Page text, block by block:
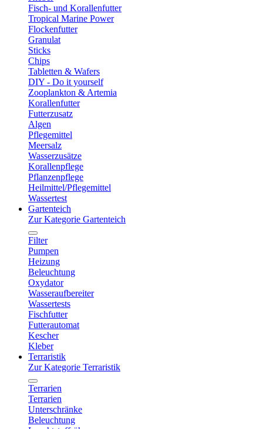
Fisch- und Korallenfutter
Tropical Marine Power
Flockenfutter
Granulat
Sticks
Chips
Tabletten & Wafers
DIY - Do it yourself
Zooplankton & Artemia
Korallenfutter
Futterzusatz
Algen
Pflegemittel
Meersalz
Wasserzusätze
Korallenpflege
Pflanzenpflege
Heilmittel/Pflegemittel
Wassertest
Gartenteich
Zur Kategorie Gartenteich
Filter
Pumpen
Heizung
Beleuchtung
Oxydator
Wasseraufbereiter
Wassertests
Fischfutter
Futterautomat
Kescher
Kleber
Terraristik
Zur Kategorie Terraristik
Terrarien
Terrarien
Unterschränke
Beleuchtung